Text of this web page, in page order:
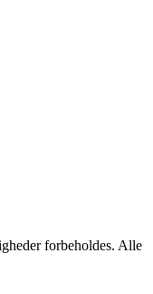
forbeholdes. Alle